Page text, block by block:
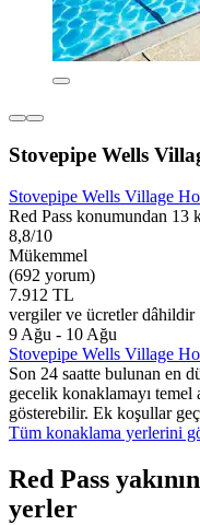
Stovepipe Wells
Stovepipe Wells Village
Red Pass konumundan 13
8,8/10
Mükemmel
(692 yorum)
7.912 TL
vergiler ve ücretler dâhildir
9 Ağu - 10 Ağu
Stovepipe Wells Village
Son 24 saatte bulunan en
gecelik konaklamayı
gösterebilir. Ek koşullar
Tüm konaklama yerlerini
Red Pass
yerler